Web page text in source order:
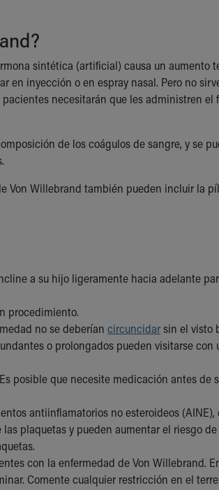
sintética (artificial) causa un aumento
inyección o en espray nasal. Pero no
necesitarán que les administren el
de los coágulos de sangre, y se
Von Willebrand también pueden incluir la
a su hijo ligeramente hacia adelante
procedimiento.
no se deberían circuncidarsin el visto
o prolongados pueden visitarse con
posible que necesite medicación antes de
antiinflamatorios no esteroideos (AINE),
plaquetas y pueden aumentar el riesgo
con la enfermedad de Von Willebrand.
Comente cualquier restricción en el